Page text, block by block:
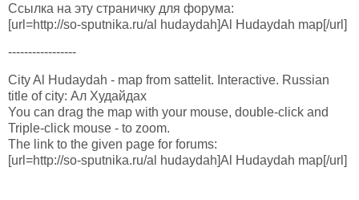
Ссылка на эту страничку для форума:
[url=http://so-sputnika.ru/al hudaydah]Al Hudaydah map[/url]
-----------------
City Al Hudaydah - map from sattelit. Interactive. Russian
title of city: Ал Худайдах
You can drag the map with your mouse, double-click and
Triple-click mouse - to zoom.
The link to the given page for forums:
[url=http://so-sputnika.ru/al hudaydah]Al Hudaydah map[/url]